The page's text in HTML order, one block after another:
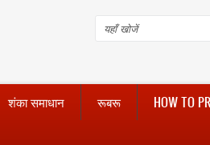
Search
शंका समाधान रूबरू HOW TO